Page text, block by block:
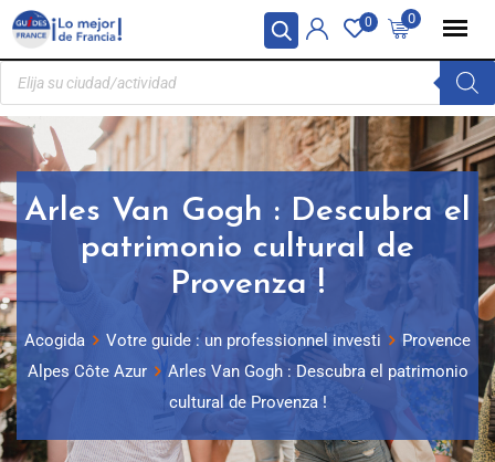
Panel de gestión de cookies 0
0
Arles Van Gogh : Descubra el
patrimonio cultural de
Provenza !
Acogida Votre guide : un professionnel investi
Provence
Alpes Côte Azur
Arles Van Gogh : Descubra el patrimonio
cultural de Provenza !